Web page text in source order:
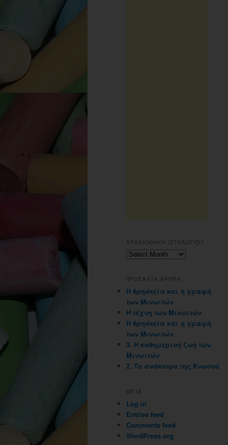
ΑΡΧΕΙΟΘΗΚΗ ΙΣΤΟΛΟΓΙΟΥ
Αρχειοθηκη
ΠΡΟΣΦΑΤΑ ΑΡΘΡΑ
Η θρησκεία και η γραφή
των Μινωιτών
Η τέχνη των Μινωιτών
Η θρησκεία και η γραφή
των Μινωιτών
3. Η καθημερινή ζωή των
Μινωιτών
2. Το ανάκτορο της Κνωσού
META
Log in
Entries feed
Comments feed
WordPress.org